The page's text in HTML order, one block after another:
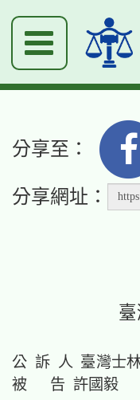
分享至：
分享網址：
公 訴 人 臺灣士
被 告 許國毅